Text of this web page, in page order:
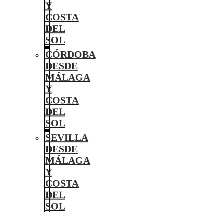
Y
COSTA
DEL
SOL
CÓRDOBA
DESDE
MÁLAGA
Y
COSTA
DEL
SOL
SEVILLA
DESDE
MÁLAGA
Y
COSTA
DEL
SOL